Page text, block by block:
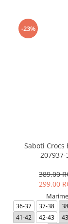
-23%
Saboti Crocs
207937-
389,00
299,00
36-37 37-38
41-42
42-43